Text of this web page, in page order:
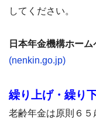
してください。
日本年金機構ホーム
(nenkin.go.jp)
繰り上げ・繰り
老齢年金は原則６５